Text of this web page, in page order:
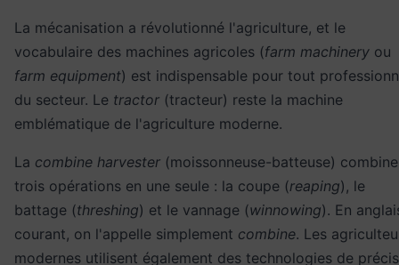
La mécanisation a révolutionné l'agriculture, et le
vocabulaire des machines agricoles (farm machinery ou
farm equipment) est indispensable pour tout
du secteur. Le tractor (tracteur) reste la machine
emblématique de l'agriculture moderne.
La combine harvester (moissonneuse-batteuse) combine
trois opérations en une seule : la coupe (reaping), le
battage (threshing) et le vannage (winnowing). En
courant, on l'appelle simplement combine. Les
modernes utilisent également des technologies de